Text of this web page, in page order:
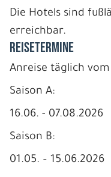
Die Hotels sind
erreichbar.
REISETERMINE
Anreise täglich
Saison A:
16.06. - 07.08.2026
Saison B:
01.05. – 15.06.2026